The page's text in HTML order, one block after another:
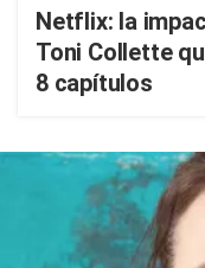
Netflix: la
Toni Collette
8 capítulos